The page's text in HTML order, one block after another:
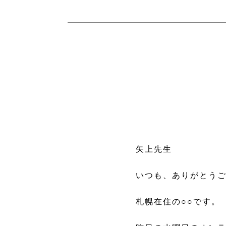
矢上先生
いつも、ありがとうご
札幌在住の○○です。